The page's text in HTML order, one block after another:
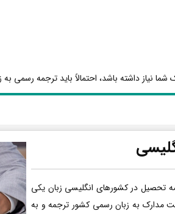
نیاز داشته باشد، احتمالاً باید ترجمه رسمی به
تحصیل در کشورهای انگلیسی زبان یکی
مدارک به زبان رسمی کشور ترجمه و به